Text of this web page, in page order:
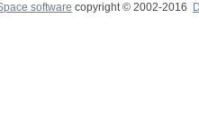
software copyright © 2002-2016